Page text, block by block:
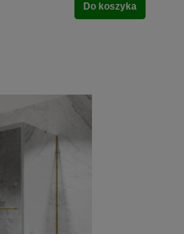
Do koszyka